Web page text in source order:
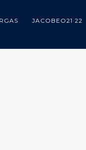
JACOBEO21·22